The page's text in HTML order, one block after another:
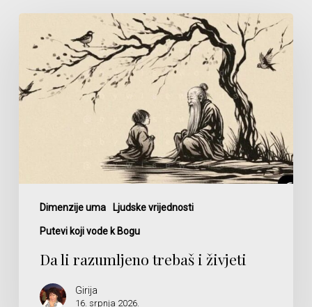
Dimenzije uma Ljudske vrijednosti
Putevi koji vode k Bogu
razumljeno
trebaš
i
Da li razumljeno trebaš i živjeti
Girija
16. srpnja 2026.